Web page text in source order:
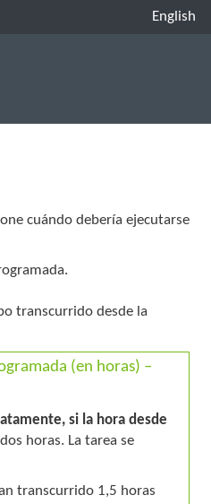
English
cuándo debería ejecutarse
transcurrido desde la
(en horas) –
si la hora desde
horas. La tarea se
transcurrido 1,5 horas